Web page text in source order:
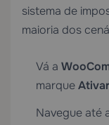
sistema de
maioria dos
Vá a
marque
Navegue até